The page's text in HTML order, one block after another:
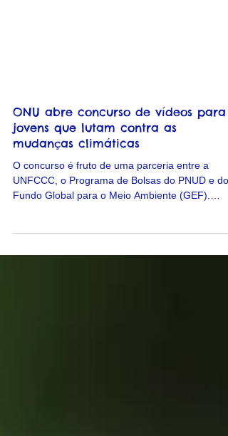
ONU abre concurso de vídeos para
jovens que lutam contra as
mudanças climáticas
O concurso é fruto de uma parceria entre a
UNFCCC, o Programa de Bolsas do PNUD e do
Jovens...